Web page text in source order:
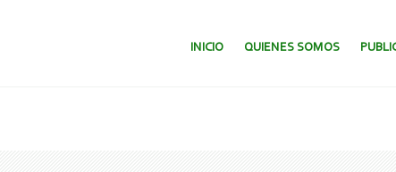
SALTAR AL CONTENIDO.
INICIO QUIENES SOMOS